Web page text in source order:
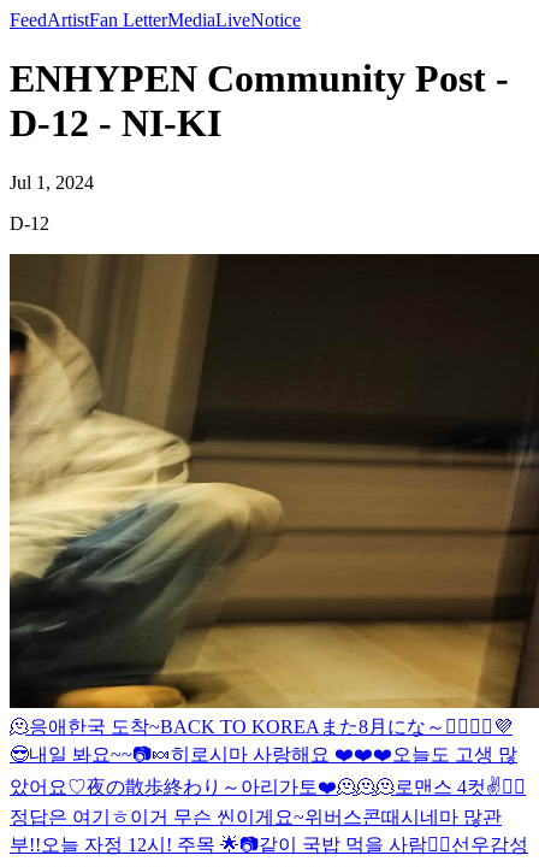
FeedArtistFan LetterMediaLiveNotice
ENHYPEN Community Post -
D-12 - NI-KI
Jul 1, 2024
D-12
🫠응애 한국 도착~BACK TO KOREA また8月にな～🙋‍♂️🙋‍♂️ 💜
😎내일 봐요~~📷🍬히로시마 사랑해요 ❤️❤️❤️오늘도 고생 많
았어요♡夜の散歩終わり～ 아리가토❤️🫠🫠🫠로맨스 4컷✌️🙋‍♂️
정답은 여기ㅎ이거 무슨 씬이게요~위버스콘때시네마 많관
부!!오늘 자정 12시! 주목 🌟📷같이 국밥 먹을 사람🙋‍♂️선우감성